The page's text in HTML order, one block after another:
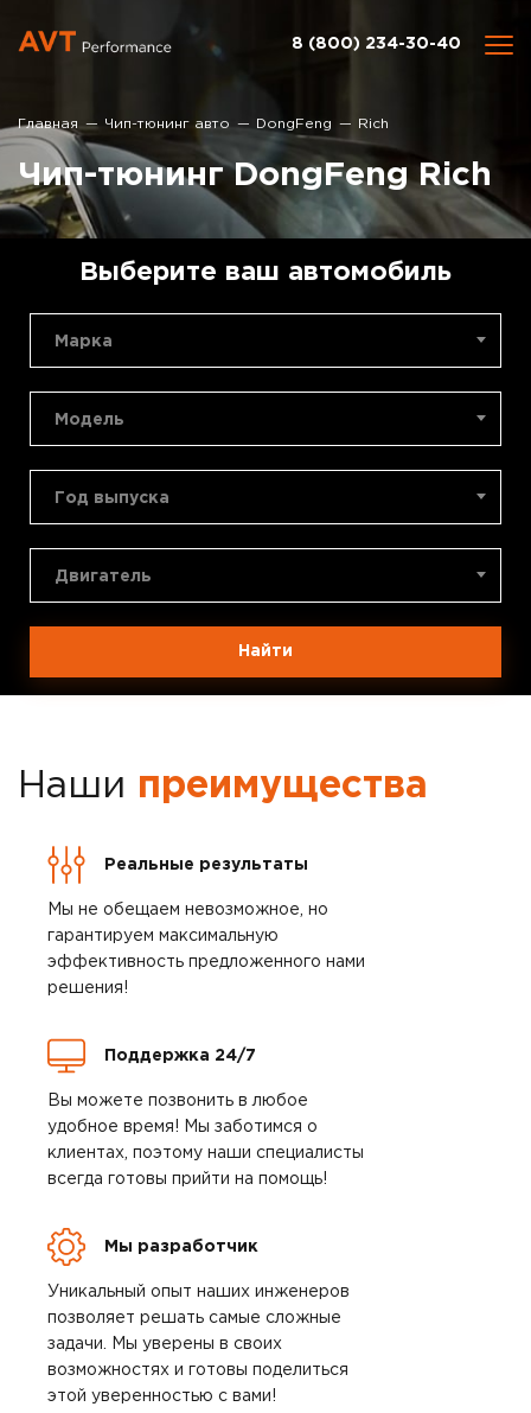
8 (800) 234-30-40
Главная Чип-тюнинг авто DongFeng Rich
Чип-тюнинг DongFeng Rich
Выберите ваш автомобиль
Марка
Модель
Год выпуска
Двигатель
Найти
Наши преимущества
Реальные результаты
Мы не обещаем невозможное, но
гарантируем максимальную
эффективность предложенного нами
решения!
Поддержка 24/7
Вы можете позвонить в любое
удобное время! Мы заботимся о
клиентах, поэтому наши специалисты
всегда готовы прийти на помощь!
Мы разработчик
Уникальный опыт наших инженеров
позволяет решать самые сложные
задачи. Мы уверены в своих
возможностях и готовы поделиться
этой уверенностью с вами!